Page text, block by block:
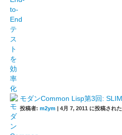
モダンCommon Lisp第3回:
投稿者: m2ym | 4月 7, 2011 に投稿された